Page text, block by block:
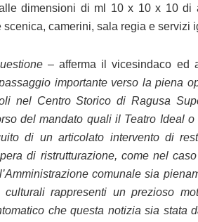
dimensioni di ml 10 x 10 x 10
scenica, camerini, sala regia e servizi
– afferma il vicesindaco ed
importante verso la piena
nel Centro Storico di Ragusa
del mandato quali il Teatro Ideal
di un articolato intervento di
di ristrutturazione, come nel
comunale sia
culturali rappresenti un prezioso
che questa notizia sia stata